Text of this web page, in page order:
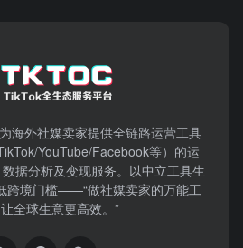
海外社媒卖家提供全链路运营工具
YouTube/Facebook等）​的运
据分析及变现服务。以中立工具生
跨境门槛——“做社媒卖家的万能工
全球生意更高效。”